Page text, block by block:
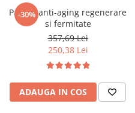
-30%
Pachet anti-aging regenerare
si fermitate
357,69 Lei
250,38 Lei
ADAUGA IN COS